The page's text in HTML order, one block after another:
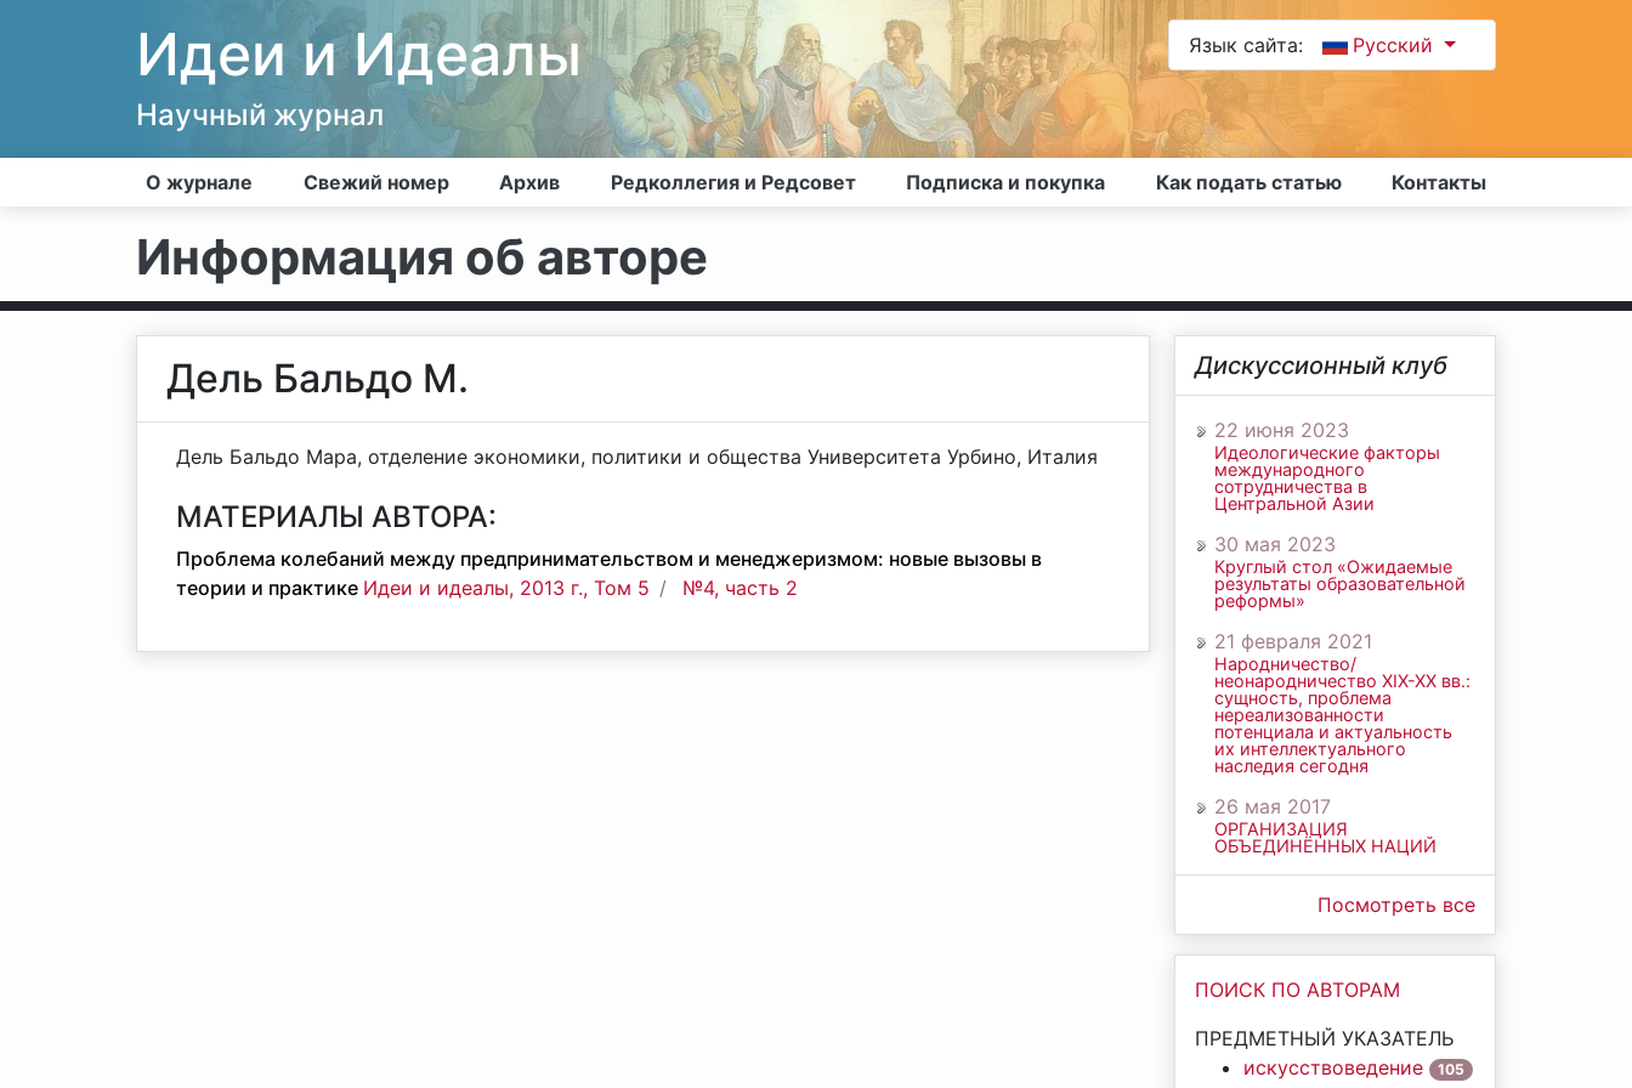
Идеи и Идеалы
Научный журнал
Язык сайта: Русский
О журнале Свежий номер Архив Редколлегия и Редсовет Подписка и покупка Как подать статью Контакты
Информация об авторе
Дель Бальдо М.
Дель Бальдо Мара, отделение экономики, политики и общества Университета Урбино, Италия
МАТЕРИАЛЫ АВТОРА:
Проблема колебаний между предпринимательством и менеджеризмом: новые вызовы в
теории и практике Идеи и идеалы, 2013 г., Том 5 №4, часть 2
Дискуссионный клуб
22 июня 2023
Идеологические факторы
международного
сотрудничества в
Центральной Азии
30 мая 2023
Круглый стол «Ожидаемые
результаты образовательной
реформы»
21 февраля 2021
Народничество/
неонародничество ХIХ-ХХ вв.:
сущность, проблема
нереализованности
потенциала и актуальность
их интеллектуального
наследия сегодня
26 мая 2017
ОРГАНИЗАЦИЯ
ОБЪЕДИНЁННЫХ НАЦИЙ
Посмотреть все
ПОИСК ПО АВТОРАМ
ПРЕДМЕТНЫЙ УКАЗАТЕЛЬ
искусствоведение
105